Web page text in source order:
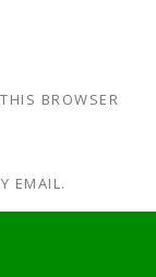
BROWSER
EMAIL.